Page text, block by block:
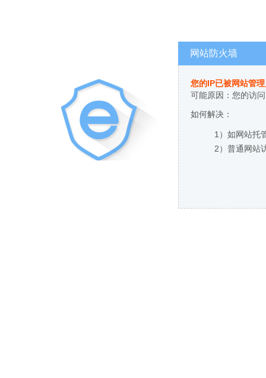
网站防火墙
您的IP已被网站管
可能原因：您的访
如何解决：
1）如网站托
2）普通网站